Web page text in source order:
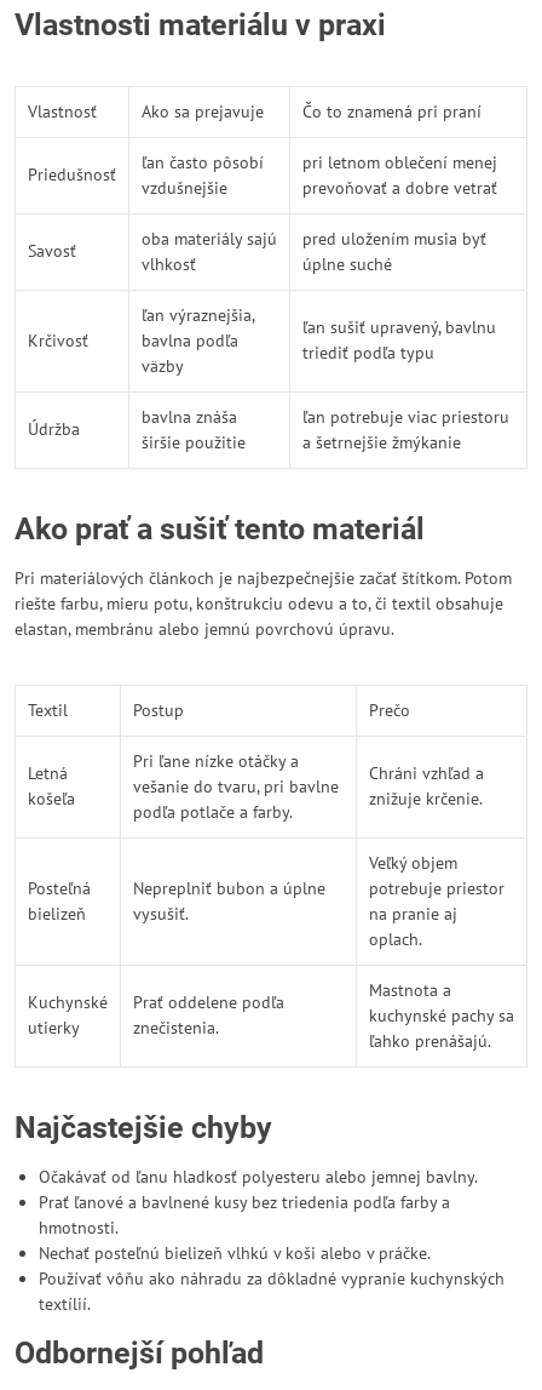
Vlastnosti materiálu v praxi
Vlastnosť Ako sa prejavuje Čo to znamená pri praní
Priedušnosť
ľan často pôsobí
vzdušnejšie
pri letnom oblečení menej
prevoňovať a dobre vetrať
Savosť
oba materiály sajú
vlhkosť
pred uložením musia byť
úplne suché
Krčivosť
ľan výraznejšia,
bavlna podľa
väzby
ľan sušiť upravený, bavlnu
triediť podľa typu
Údržba
bavlna znáša
širšie použitie
ľan potrebuje viac priestoru
a šetrnejšie žmýkanie
Ako prať a sušiť tento materiál
Pri materiálových článkoch je najbezpečnejšie začať štítkom. Potom
riešte farbu, mieru potu, konštrukciu odevu a to, či textil obsahuje
elastan, membránu alebo jemnú povrchovú úpravu.
Textil Postup Prečo
Letná
košeľa
Pri ľane nízke otáčky a
vešanie do tvaru, pri bavlne
podľa potlače a farby.
Chráni vzhľad a
znižuje krčenie.
Posteľná
bielizeň
Nepreplniť bubon a úplne
vysušiť.
Veľký objem
potrebuje priestor
na pranie aj
oplach.
Kuchynské
utierky
Prať oddelene podľa
znečistenia.
Mastnota a
kuchynské pachy sa
ľahko prenášajú.
Najčastejšie chyby
Očakávať od ľanu hladkosť polyesteru alebo jemnej bavlny.
Prať ľanové a bavlnené kusy bez triedenia podľa farby a
hmotnosti.
Nechať posteľnú bielizeň vlhkú v koši alebo v práčke.
Používať vôňu ako náhradu za dôkladné vypranie kuchynských
textílií.
Odbornejší pohľad